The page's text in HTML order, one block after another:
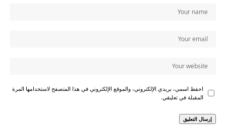
احفظ اسمي، بريدي الإلكتروني، والموقع الإلكتروني في هذا المتصفح لاستخدامها المرة
المقبلة في تعليقي.